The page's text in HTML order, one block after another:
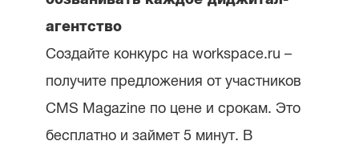
агентство
Создайте конкурс на workspace.ru –
получите предложения от участников
CMS Magazine по цене и срокам. Это
бесплатно и займет 5 минут. В